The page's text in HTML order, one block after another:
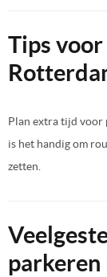
Tips
Plan extra tijd voor
is het handig om
zetten.